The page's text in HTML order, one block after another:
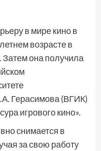
в мире кино в
возрасте в
она получила
Герасимова (ВГИК)
игрового кино».
снимается в
за свою работу